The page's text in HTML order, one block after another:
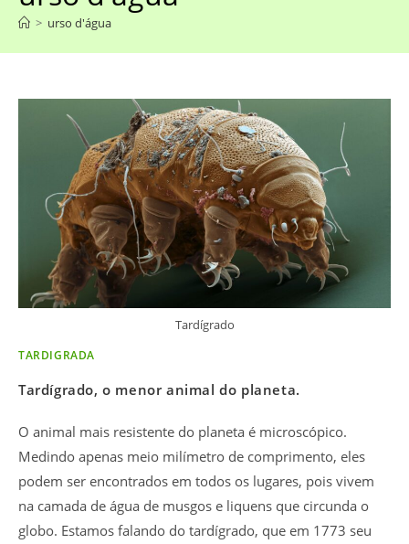
> urso d'água
Tardígrado
TARDIGRADA
Tardígrado, o menor animal do planeta.
O animal mais resistente do planeta é microscópico.
Medindo apenas meio milímetro de comprimento, eles
podem ser encontrados em todos os lugares, pois vivem
na camada de água de musgos e liquens que circunda o
globo. Estamos falando do tardígrado, que em 1773 seu